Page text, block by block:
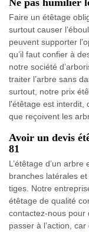
Faire un étêtage
surtout causer
peuvent supporter
qu’il faut confier à
notre société
traiter l’arbre sans
surtout, notre prix
l'étêtage est interdit,
que reçoivent les
Avoir un devis
81
L’étêtage d’un
branches latérales
tiges. Notre
étêtage de qualité
contactez-nous pour
passer à l’action,